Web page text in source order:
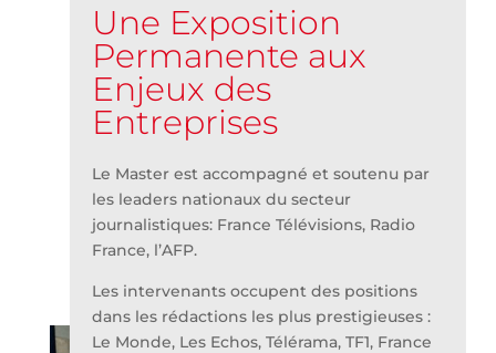
Une Exposition
Permanente aux
Enjeux des
Entreprises
Le Master est accompagné et soutenu par
les leaders nationaux du secteur
journalistiques: France Télévisions, Radio
France, l’AFP.
Les intervenants occupent des positions
dans les rédactions les plus prestigieuses :
Le Monde, Les Echos, Télérama, TF1, France